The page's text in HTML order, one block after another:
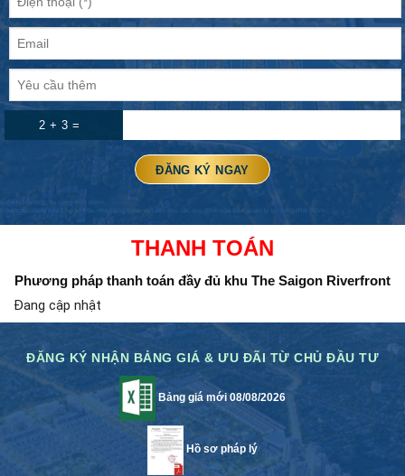
2 + 3 =
THANH TOÁN
Phương pháp thanh toán đầy đủ khu The Saigon Riverfront
Đang cập nhật
ĐĂNG KÝ NHẬN BẢNG GIÁ & ƯU ĐÃI TỪ CHỦ ĐẦU TƯ
Bảng giá mới 08/08/2026
Hồ sơ pháp lý